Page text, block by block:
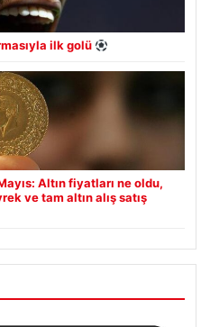
ilk golü
Altın fiyatları ne oldu,
ve tam altın alış satış